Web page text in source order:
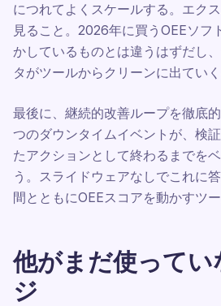
につれてよくスケールする。エク
見ること。2026年に買うOEEソフ
かしているものとは違うはずだし
タがツールからクリーンに出ていく
最後に、継続的改善ループを徹底
つのダウンタイムイベントが、検
たアクションとして終わるまでを
う。スライドウェアなしでこれに
間とともにOEEスコアを動かすツー
他がまだ使ってい
ジ